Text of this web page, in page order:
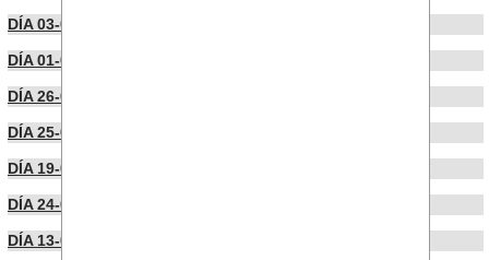
DÍA 03-04-2025
DÍA 01-04-2025
DÍA 26-03-2025
DÍA 25-03-2025
DÍA 19-03-2025
DÍA 24-02-2025
DÍA 13-02-2025